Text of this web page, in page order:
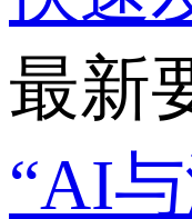
最新
“AI